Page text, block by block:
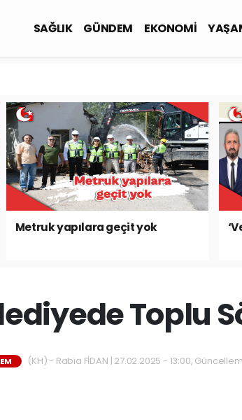
SAĞLIK GÜNDEM EKONOMİ
Metruk yapılara geçit yok
Toplu
(KH) - Rabia FİDAN | 27.02.2025 - 13:00,